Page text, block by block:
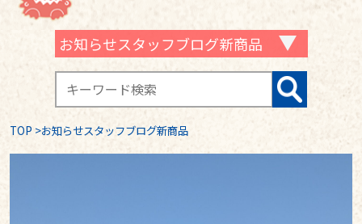
お知らせスタッフブログ新商品
TOP >お知らせスタッフブログ新商品